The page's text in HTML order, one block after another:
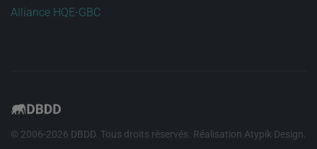
Alliance HQE-GBC
© 2006-2026 DBDD. Tous droits réservés. Réalisation Atypik Design